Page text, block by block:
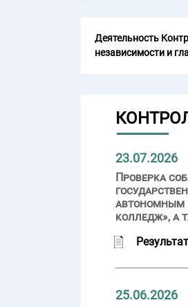
Деятельность
независимости и
23.07.2026
Проверка
автономным
колледж», а
25.06.2026